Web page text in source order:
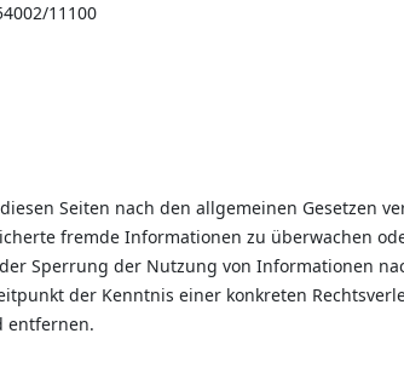
11100
Seiten nach den allgemeinen Gesetzen
fremde Informationen zu überwachen
Sperrung der Nutzung von Informationen
der Kenntnis einer konkreten
entfernen.